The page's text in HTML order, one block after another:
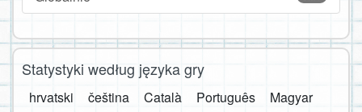
Statystyki według języka gry
hrvatski čeština Català Português
Magyar